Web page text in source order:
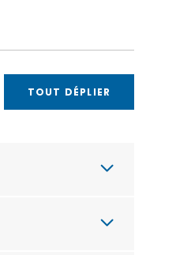
TOUT DÉPLIER